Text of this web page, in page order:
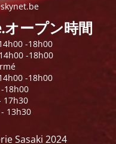
ープン時間
-18h00
-18h00
-18h00
18h00
13h30
Sasaki 2024